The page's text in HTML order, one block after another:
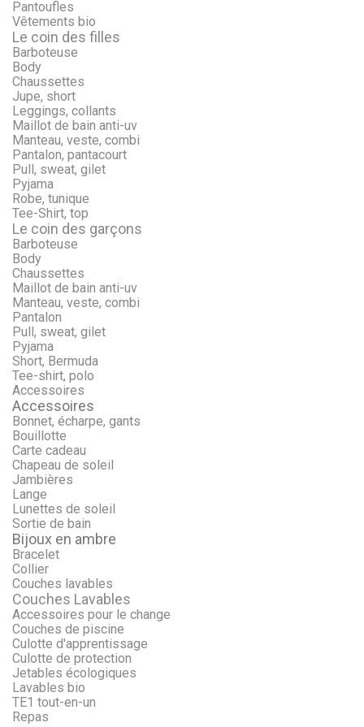
Pantoufles
Vêtements bio
Le coin des filles
Barboteuse
Body
Chaussettes
Jupe, short
Leggings, collants
Maillot de bain anti-uv
Manteau, veste, combi
Pantalon, pantacourt
Pull, sweat, gilet
Pyjama
Robe, tunique
Tee-Shirt, top
Le coin des garçons
Barboteuse
Body
Chaussettes
Maillot de bain anti-uv
Manteau, veste, combi
Pantalon
Pull, sweat, gilet
Pyjama
Short, Bermuda
Tee-shirt, polo
Accessoires
Accessoires
Bonnet, écharpe, gants
Bouillotte
Carte cadeau
Chapeau de soleil
Jambières
Lange
Lunettes de soleil
Sortie de bain
Bijoux en ambre
Bracelet
Collier
Couches lavables
Couches Lavables
Accessoires pour le change
Couches de piscine
Culotte d'apprentissage
Culotte de protection
Jetables écologiques
Lavables bio
TE1 tout-en-un
Repas